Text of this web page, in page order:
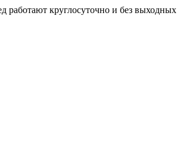
работают круглосуточно и без выходных